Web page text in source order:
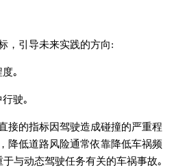
，引导未来实践的方向:
｡
驶｡
接的指标因驾驶造成碰撞的严重程
降低道路风险通常依靠降低车祸频
与动态驾驶任务有关的车祸事故｡